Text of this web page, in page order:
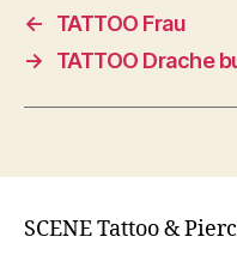
←
TATTOO Frau
→
TATTOO Drache
SCENE Tattoo &